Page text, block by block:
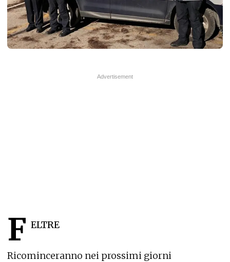
F ELTRE
Ricominceranno nei prossimi giorni